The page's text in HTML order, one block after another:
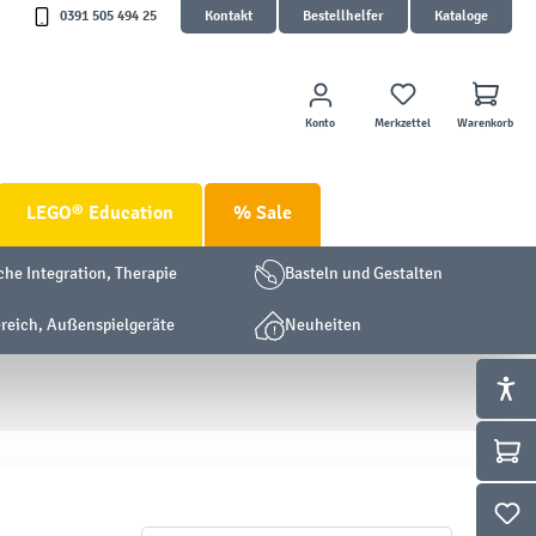
0391 505 494 25 Kontakt Bestellhelfer Kataloge
Konto Merkzettel Warenkorb
LEGO® Education % Sale
Integration, Therapie Basteln und Gestalten
Außenspielgeräte Neuheiten